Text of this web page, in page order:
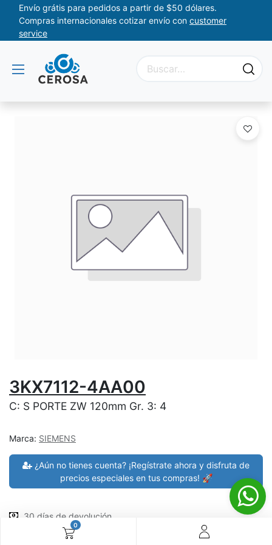
0
Envío grátis para pedidos a partir de $50 dólares.
Compras internacionales cotizar envío con customer
service
3KX7112-4AA00
C: S PORTE ZW 120mm Gr. 3: 4
Marca: SIEMENS
¿Aún no tienes cuenta? ¡Regístrate ahora y disfruta de
precios especiales en tus compras! 🚀
30 días de devolución
devoluciones en 7 días